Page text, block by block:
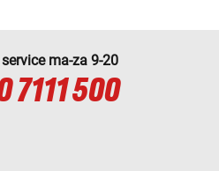
ma-za 9-20
7111 500